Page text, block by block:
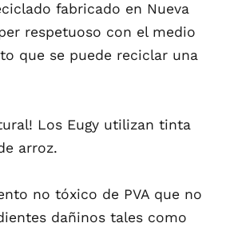
fabricado en Nueva
respetuoso con el medio
que se puede reciclar una
Los Eugy utilizan tinta
arroz.
no tóxico de PVA que no
dañinos tales como